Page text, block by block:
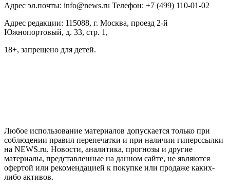
Адрес эл.почты: info@news.ru Телефон: +7 (499) 110-01-02
Адрес редакции: 115088, г. Москва, проезд 2-й
Южнопортовый, д. 33, стр. 1,
18+, запрещено для детей.
Любое использование материалов допускается только при
соблюдении правил перепечатки и при наличии гиперссылки
на NEWS.ru. Новости, аналитика, прогнозы и другие
материалы, представленные на данном сайте, не являются
офертой или рекомендацией к покупке или продаже каких-
либо активов.